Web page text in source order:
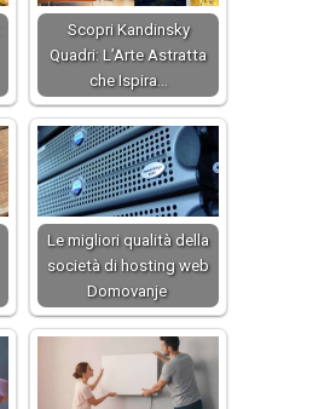
Scopri Kandinsky
Quadri: L’Arte Astratta
che Ispira…
Le migliori qualità della
società di hosting web
Domovanje